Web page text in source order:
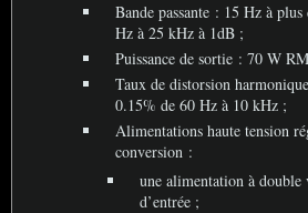
Bande passante : 15 Hz à
Hz à 25 kHz à 1dB ;
Puissance de sortie : 70 W
Taux de distorsion
0.15% de 60 Hz à 10 kHz ;
Alimentations haute tension
conversion :
une alimentation à double
d’entrée ;